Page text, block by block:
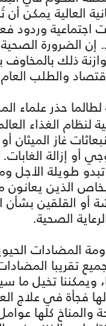
العالية يمكن
اجتماعية وردود
إن الضرورة
ذلك بالمخاوف
والطلب
حذر علماء
لنظام الغذاء
غاز الميثان
أو إزالة
تبدو طويلة الأجل
الذين
أو القلقين
الصحية.
المضادات
تقريبا
ويمكننا تخيل ما
فجأة في علاج
والمناخ كلها